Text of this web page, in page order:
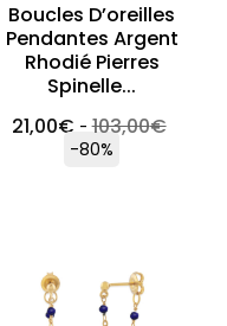
Boucles D’oreilles
Pendantes Argent
Rhodié Pierres
Spinelle...
21,00€ -103,00€
-80%